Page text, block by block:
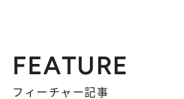
FEATURE
フィーチャー記事